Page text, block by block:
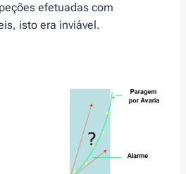
efetuadas com
isto era inviável.